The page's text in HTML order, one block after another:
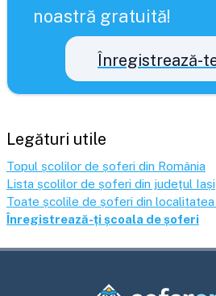
noastră gratuită!
Înregistrează-
Legături utile
Topul școlilor de șoferi din România
Lista școlilor de șoferi din județul Iași
Toate școlile de șoferi din localitatea
Înregistrează-ți școala de șoferi